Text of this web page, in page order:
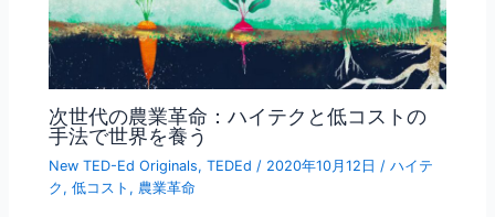
次世代の農業革命：ハイテクと低コストの
手法で世界を養う
New TED-Ed Originals,TEDEd / 2020年10月12日/ハイテ
ク ,低コスト , 農業革命